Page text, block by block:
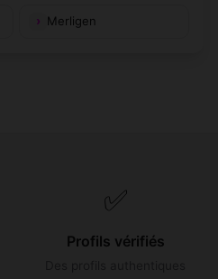
Merligen
✅
Profils vérifiés